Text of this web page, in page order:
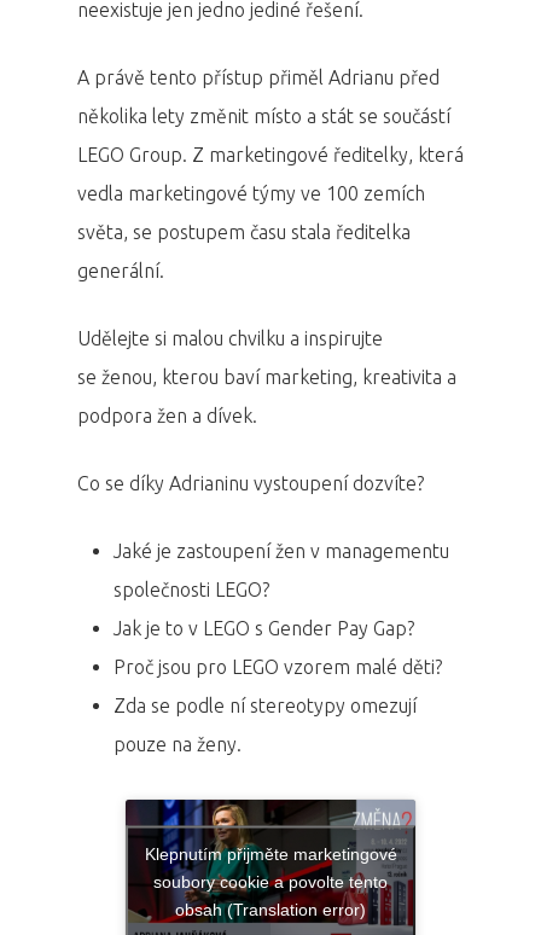
neexistuje jen jedno jediné řešení.
A právě tento přístup přiměl Adrianu před
několika lety změnit místo a stát se součástí
LEGO Group. Z marketingové ředitelky, která
vedla marketingové týmy ve 100 zemích
světa, se postupem času stala ředitelka
generální.
Udělejte si malou chvilku a inspirujte
se ženou, kterou baví marketing, kreativita a
podpora žen a dívek.
Co se díky Adrianinu vystoupení dozvíte?
Jaké je zastoupení žen v managementu
společnosti LEGO?
Jak je to v LEGO s Gender Pay Gap?
Proč jsou pro LEGO vzorem malé děti?
Zda se podle ní stereotypy omezují
pouze na ženy.
Klepnutím přijměte marketingové
soubory cookie a povolte tento
obsah (Translation error)